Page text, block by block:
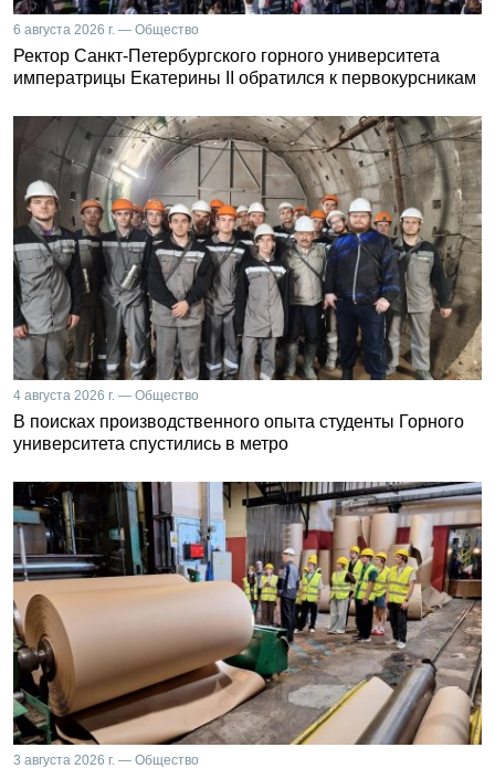
6 августа 2026 г. — Общество
Ректор Санкт-Петербургского горного университета
императрицы Екатерины II обратился к первокурсникам
4 августа 2026 г. — Общество
В поисках производственного опыта студенты Горного
университета спустились в метро
3 августа 2026 г. — Общество